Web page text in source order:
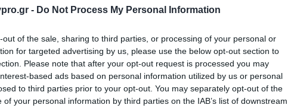
- Do Not Process My Personal Information
out of the sale, sharing to third parties, or processing of your personal or
for targeted advertising by us, please use the below opt-out section to
Please note that after your opt-out request is processed you may
based ads based on personal information utilized by us or personal
to third parties prior to your opt-out. You may separately opt-out of the
of your personal information by third parties on the IAB’s list of downstream